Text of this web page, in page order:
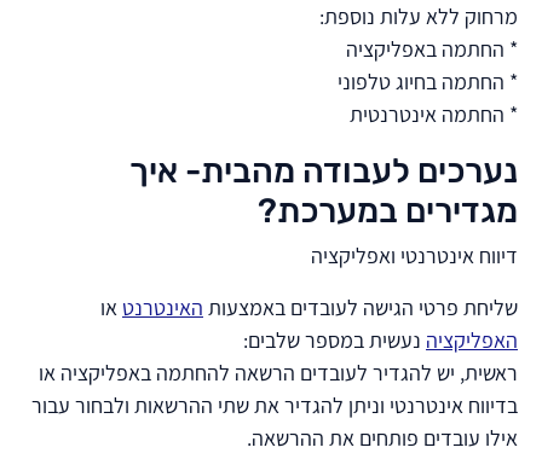
מרחוק ללא עלות נוספת:
* החתמה באפליקציה
* החתמה בחיוג טלפוני
* החתמה אינטרנטית
נערכים לעבודה מהבית- איך
מגדירים במערכת?
דיווח אינטרנטי ואפליקציה
שליחת פרטי הגישה לעובדים באמצעות האינטרנט או
האפליקציה נעשית במספר שלבים:
ראשית, יש להגדיר לעובדים הרשאה להחתמה באפליקציה או
בדיווח אינטרנטי וניתן להגדיר את שתי ההרשאות ולבחור עבור
אילו עובדים פותחים את ההרשאה.